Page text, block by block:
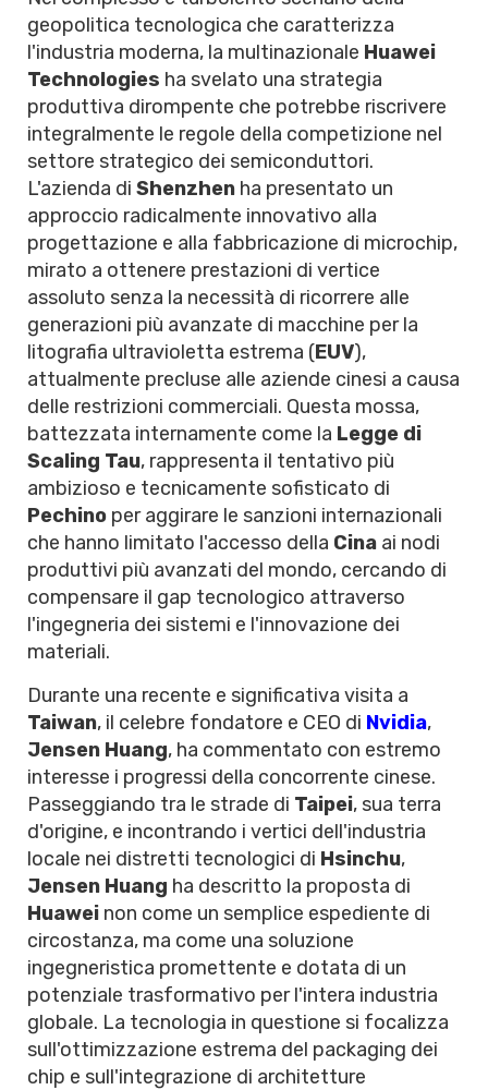
geopolitica tecnologica che caratterizza
l'industria moderna, la multinazionale Huawei
Technologies ha svelato una strategia
produttiva dirompente che potrebbe riscrivere
integralmente le regole della competizione nel
settore strategico dei semiconduttori.
L'azienda di Shenzhen ha presentato un
approccio radicalmente innovativo alla
progettazione e alla fabbricazione di microchip,
mirato a ottenere prestazioni di vertice
assoluto senza la necessità di ricorrere alle
generazioni più avanzate di macchine per la
litografia ultravioletta estrema (EUV),
attualmente precluse alle aziende cinesi a causa
delle restrizioni commerciali. Questa mossa,
battezzata internamente come la Legge di
Scaling Tau, rappresenta il tentativo più
ambizioso e tecnicamente sofisticato di
Pechino per aggirare le sanzioni internazionali
che hanno limitato l'accesso della Cina ai nodi
produttivi più avanzati del mondo, cercando di
compensare il gap tecnologico attraverso
l'ingegneria dei sistemi e l'innovazione dei
materiali.
Durante una recente e significativa visita a
Taiwan, il celebre fondatore e CEO di Nvidia,
Jensen Huang, ha commentato con estremo
interesse i progressi della concorrente cinese.
Passeggiando tra le strade di Taipei, sua terra
d'origine, e incontrando i vertici dell'industria
locale nei distretti tecnologici di Hsinchu,
Jensen Huang ha descritto la proposta di
Huawei non come un semplice espediente di
circostanza, ma come una soluzione
ingegneristica promettente e dotata di un
potenziale trasformativo per l'intera industria
globale. La tecnologia in questione si focalizza
sull'ottimizzazione estrema del packaging dei
chip e sull'integrazione di architetture